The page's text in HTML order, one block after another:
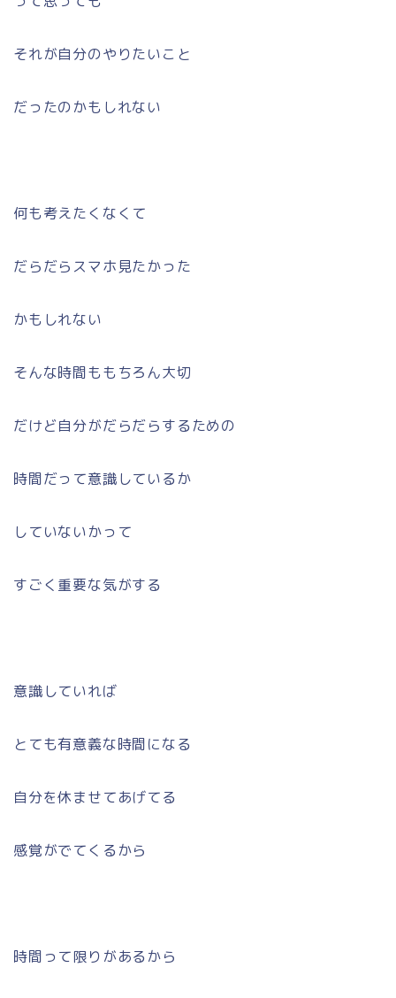
それが自分のやりたいこと
だったのかもしれない
何も考えたくなくて
だらだらスマホ見たかった
かもしれない
そんな時間ももちろん大切
だけど自分がだらだらするための
時間だって意識しているか
していないかって
すごく重要な気がする
意識していれば
とても有意義な時間になる
自分を休ませてあげてる
感覚がでてくるから
時間って限りがあるから